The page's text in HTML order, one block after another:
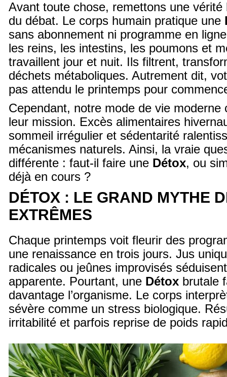
Avant toute chose, remettons une vérité
du débat. Le corps humain pratique une
sans abonnement ni programme en
les reins, les intestins, les poumons et
travaillent jour et nuit. Ils filtrent,
déchets métaboliques. Autrement dit,
pas attendu le printemps pour
Cependant, notre mode de vie moderne
leur mission. Excès alimentaires
sommeil irrégulier et sédentarité
mécanismes naturels. Ainsi, la vraie
différente : faut-il faire une Détox, ou
déjà en cours ?
DÉTOX : LE GRAND MYTHE
EXTRÊMES
Chaque printemps voit fleurir des
une renaissance en trois jours. Jus
radicales ou jeûnes improvisés
apparente. Pourtant, une Détox brutale
davantage l’organisme. Le corps
sévère comme un stress biologique.
irritabilité et parfois reprise de poids